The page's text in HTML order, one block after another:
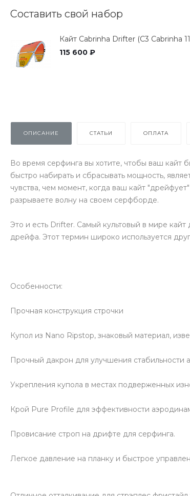
Составить свой набор
Кайт Cabrinha Drifter (C3 Cabrinha
115 600 ₽
ОПИСАНИЕ СТАТЬИ ОПЛАТА
Во время серфинга вы хотите, чтобы ваш
быстро набирать и сбрасывать мощность,
чувства, чем момент, когда ваш кайт
разрываете волну на своем серфборде.
Это и есть Drifter. Самый культовый в мире
дрейфа. Этот термин широко используется
Особенности:
Прочная конструкция строчки
Купол из Nano Ripstop, знаковый материал,
Прочный дакрон для улучшения стабильности
Укрепления купола в местах подверженных
Крой Pure Profile для эффективности
Провисание строп на дрифте для серфинга.
Легкое давление на планку и быстрое